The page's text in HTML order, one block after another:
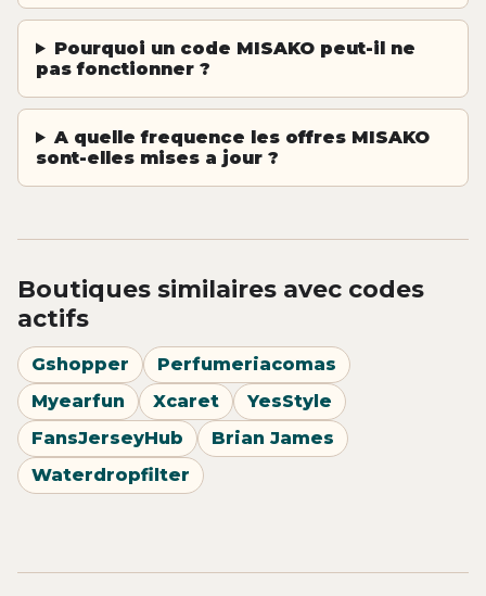
Pourquoi un code MISAKO peut-il ne
pas fonctionner ?
A quelle frequence les offres MISAKO
sont-elles mises a jour ?
Boutiques similaires avec codes
actifs
Gshopper
Perfumeriacomas
Myearfun
Xcaret
YesStyle
FansJerseyHub
Brian James
Waterdropfilter